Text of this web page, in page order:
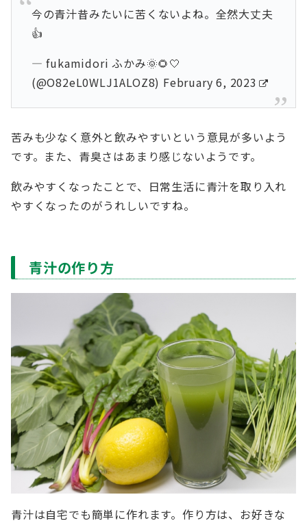
今の青汁昔みたいに苦くないよね。全然大丈夫
👍
— fukamidori ふかみ🌞🌻🤍
(@O82eL0WLJ1ALOZ8) February 6, 2023
苦みも少なく意外と飲みやすいという意見が多いよう
です。また、青臭さはあまり感じないようです。
飲みやすくなったことで、日常生活に青汁を取り入れ
やすくなったのがうれしいですね。
青汁の作り方
青汁は自宅でも簡単に作れます。作り方は、お好きな